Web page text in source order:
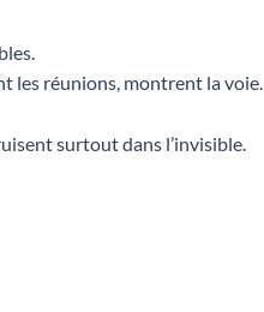
les réunions, montrent la voie.
surtout dans l’invisible.